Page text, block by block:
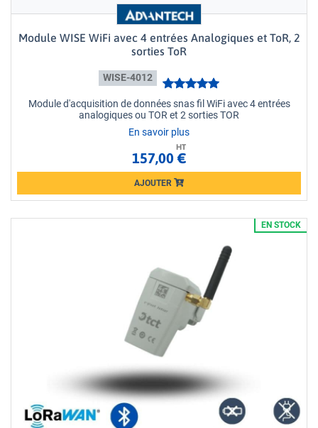
Module WISE WiFi avec 4 entrées Analogiques et ToR, 2
sorties ToR
WISE-4012
Module d'acquisition de données snas fil WiFi avec 4 entrées
analogiques ou TOR et 2 sorties TOR
En savoir plus
HT
157,00 €
AJOUTER
Loading...
EN STOCK